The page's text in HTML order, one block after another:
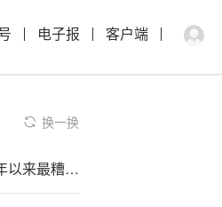
电子报 客户端
换一换
外汇交易员面临<2>005年以来最糟年份 美国政府停摆雪上加霜